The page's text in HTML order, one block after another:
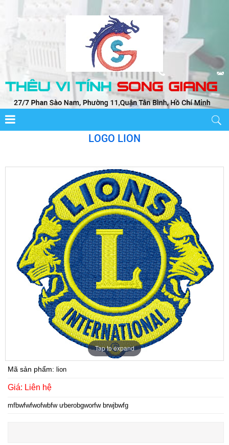
LOGO LION
Tap to expand
Mã sản phẩm: lion
Giá: Liên hệ
mfbwfwfwofwbfw ưberobgworfw brwjbwfg
LOGO BARCALONA
LOGO AMY